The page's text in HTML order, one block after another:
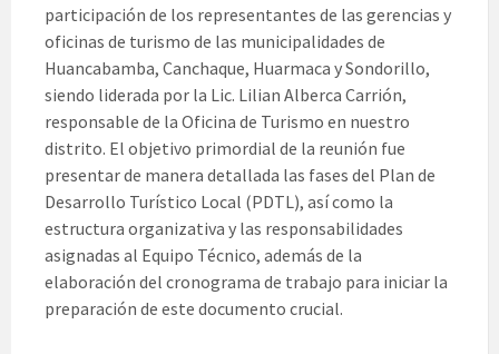
participación de los representantes de las gerencias y
oficinas de turismo de las municipalidades de
Huancabamba, Canchaque, Huarmaca y Sondorillo,
siendo liderada por la Lic. Lilian Alberca Carrión,
responsable de la Oficina de Turismo en nuestro
distrito. El objetivo primordial de la reunión fue
presentar de manera detallada las fases del Plan de
Desarrollo Turístico Local (PDTL), así como la
estructura organizativa y las responsabilidades
asignadas al Equipo Técnico, además de la
elaboración del cronograma de trabajo para iniciar la
preparación de este documento crucial.